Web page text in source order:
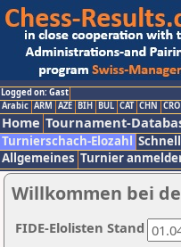
Logged on: Gast
Arabic ARM AZE BIH BUL CAT CHN CRO
Home Tournament-
Turnierschach-Elozahl
Allgemeines Turnier
Willkommen bei
FIDE-Elolisten Stand